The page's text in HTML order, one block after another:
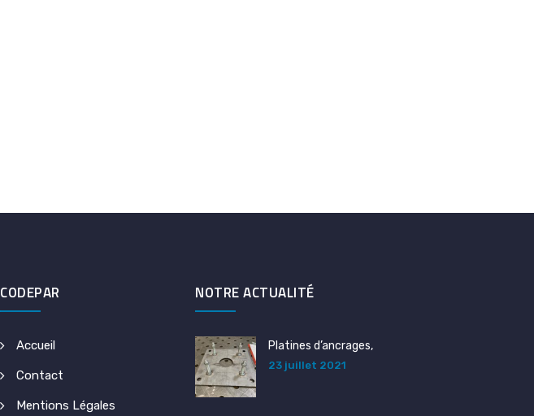
CODEPAR
Accueil
Contact
Mentions Légales
NOTRE ACTUALITÉ
Platines d’ancrages,
23 juillet 2021